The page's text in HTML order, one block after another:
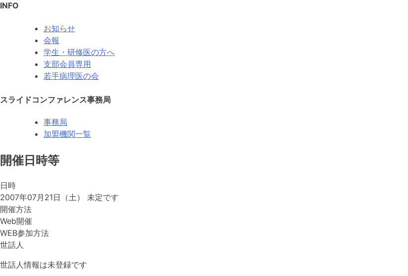
INFO
お知らせ
会報
学生・研修医の方へ
支部会員専用
若手病理医の会
スライドコンファレンス事務局
事務局
加盟機関一覧
開催日時等
日時
2007年07月21日（土）
未定です
開催方法
Web開催
WEB参加方法
世話人
世話人情報は未登録です